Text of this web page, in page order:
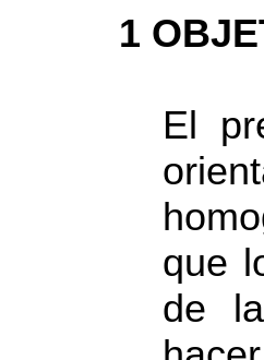
1
El
que
de